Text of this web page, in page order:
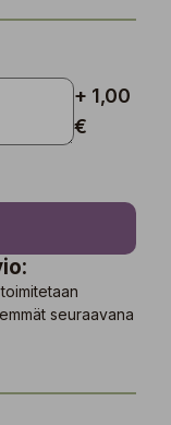
+ 1,00
€
seuraavana